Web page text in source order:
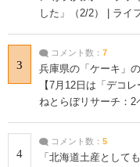
した」（2/2） | ライ
3
コメント数： 7
兵庫県の「ケーキ」
【7月12日は「デコ
ねとらぼリサーチ：2
4
コメント数： 5
「北海道土産として